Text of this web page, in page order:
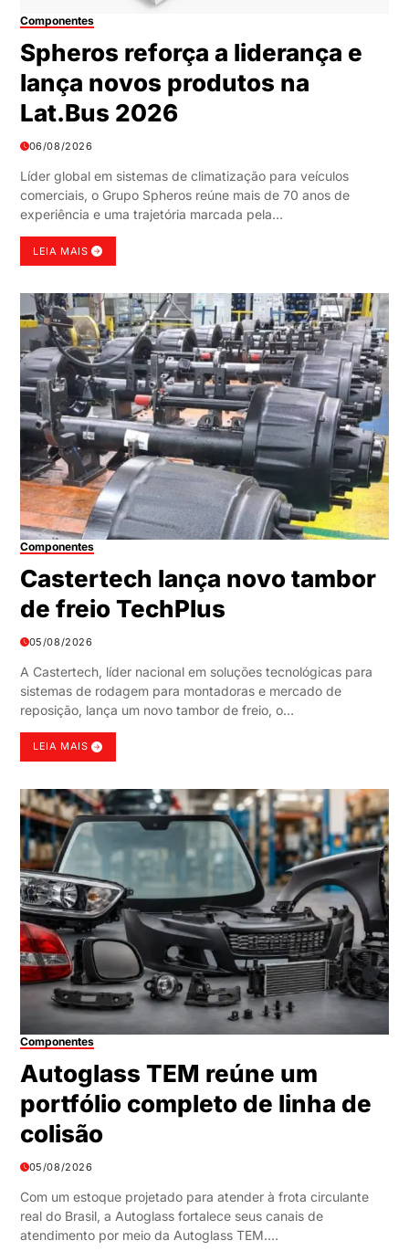
Componentes
Spheros reforça a liderança e
lança novos produtos na
Lat.Bus 2026
06/08/2026
Líder global em sistemas de climatização para veículos
comerciais, o Grupo Spheros reúne mais de 70 anos de
experiência e uma trajetória marcada pela…
LEIA MAIS
Componentes
Castertech lança novo tambor
de freio TechPlus
05/08/2026
A Castertech, líder nacional em soluções tecnológicas para
sistemas de rodagem para montadoras e mercado de
reposição, lança um novo tambor de freio, o…
LEIA MAIS
Componentes
Autoglass TEM reúne um
portfólio completo de linha de
colisão
05/08/2026
Com um estoque projetado para atender à frota circulante
real do Brasil, a Autoglass fortalece seus canais de
atendimento por meio da Autoglass TEM.…